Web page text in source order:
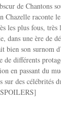
de Chantons
Chazelle raconte
les plus fous,
dans une ère de
bien son surnom
de différents
en passant du
sur des célébrités